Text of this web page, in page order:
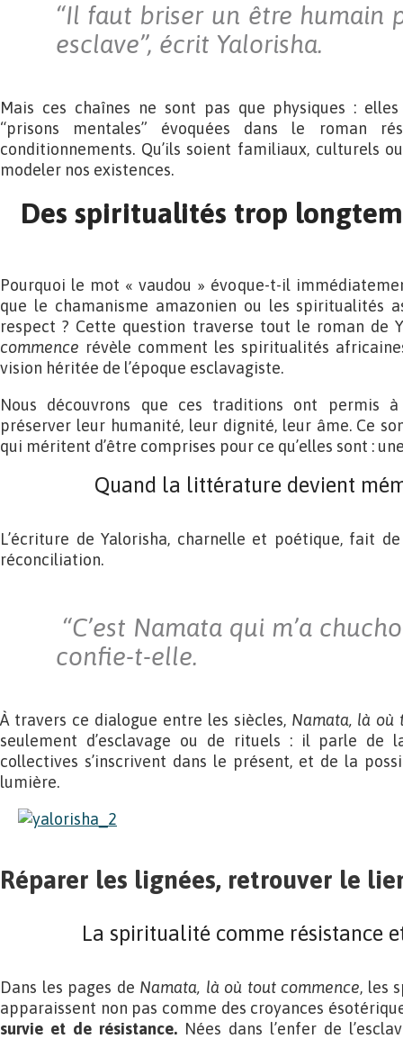
“Il faut briser un être humain
esclave”, écrit Yalorisha.
Mais ces chaînes ne sont pas que physiques :
“prisons mentales” évoquées dans le roman
conditionnements. Qu’ils soient familiaux, culturels
modeler nos existences.
Des spiritualités trop
Pourquoi le mot « vaudou » évoque-t-il
que le chamanisme amazonien ou les spiritualités
respect ? Cette question traverse tout le roman de
commence révèle comment les spiritualités
vision héritée de l’époque esclavagiste.
Nous découvrons que ces traditions ont permis
préserver leur humanité, leur dignité, leur âme. Ce
qui méritent d’être comprises pour ce qu’elles sont :
Quand la littérature devient
L’écriture de Yalorisha, charnelle et poétique, fait
réconciliation.
“C’est Namata qui m’a
confie-t-elle.
À travers ce dialogue entre les siècles, Namata, là où
seulement d’esclavage ou de rituels : il parle de
collectives s’inscrivent dans le présent, et de la
lumière.
Réparer les lignées, retrouver le
La spiritualité comme résistance
Dans les pages de Namata, là où tout commence, les
apparaissent non pas comme des croyances
survie et de résistance. Nées dans l’enfer de